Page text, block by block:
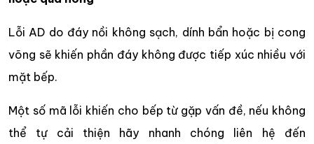
Lỗi AD do đáy nồi không sạch, dính bẩn hoặc bị cong
võng sẽ khiến phần đáy không được tiếp xúc nhiều với
mặt bếp.
Một số mã lỗi khiến cho bếp từ gặp vấn đề, nếu không
thể tự cải thiện hãy nhanh chóng liên hệ đến